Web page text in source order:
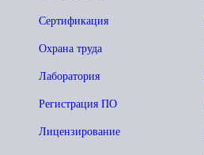
Сертификация
Охрана труда
Лаборатория
Регистрация ПО
Лицензирование